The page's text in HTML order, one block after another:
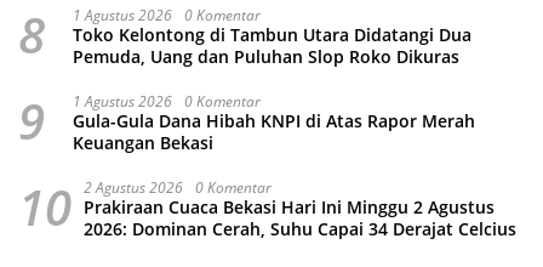
8 1 Agustus 2026 0 Komentar
Toko Kelontong di Tambun Utara Didatangi Dua
Pemuda, Uang dan Puluhan Slop Roko Dikuras
9 1 Agustus 2026 0 Komentar
Gula-Gula Dana Hibah KNPI di Atas Rapor Merah
Keuangan Bekasi
10 2 Agustus 2026 0 Komentar
Prakiraan Cuaca Bekasi Hari Ini Minggu 2 Agustus
2026: Dominan Cerah, Suhu Capai 34 Derajat Celcius